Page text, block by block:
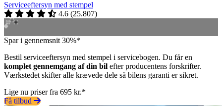
Serviceeftersyn med stempel
4.6 (25.807)
Spar i gennemsnit 30%*
Bestil serviceeftersyn med stempel i servicebogen. Du får en
komplet gennemgang af din bil efter producentens forskrifter.
Værkstedet skifter alle krævede dele så bilens garanti er sikret.
Lige nu priser fra 695 kr.*
Få tilbud